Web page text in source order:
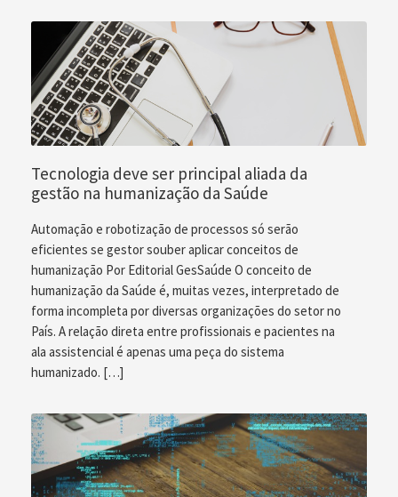
Tecnologia deve ser principal aliada da
gestão na humanização da Saúde
Automação e robotização de processos só serão
eficientes se gestor souber aplicar conceitos de
humanização Por Editorial GesSaúde O conceito de
humanização da Saúde é, muitas vezes, interpretado de
forma incompleta por diversas organizações do setor no
País. A relação direta entre profissionais e pacientes na
ala assistencial é apenas uma peça do sistema
humanizado. […]